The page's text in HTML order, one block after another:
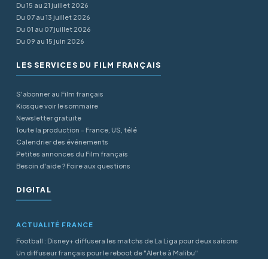
Du 15 au 21 juillet 2026
Du 07 au 13 juillet 2026
Du 01 au 07 juillet 2026
Du 09 au 15 juin 2026
LES SERVICES DU FILM FRANÇAIS
S'abonner au Film français
Kiosque voir le sommaire
Newsletter gratuite
Toute la production - France, US, télé
Calendrier des événements
Petites annonces du Film français
Besoin d'aide ? Foire aux questions
DIGITAL
ACTUALITÉ FRANCE
Football : Disney+ diffusera les matchs de La Liga pour deux saisons
Un diffuseur français pour le reboot de "Alerte à Malibu"